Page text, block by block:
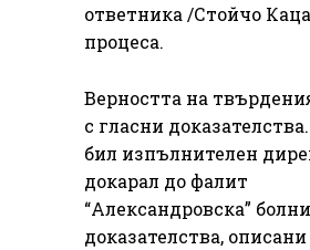
ответника /Стойчо
процеса.
Верността на
с гласни
бил изпълнителен
докарал до фалит
“Александровска”
доказателства,